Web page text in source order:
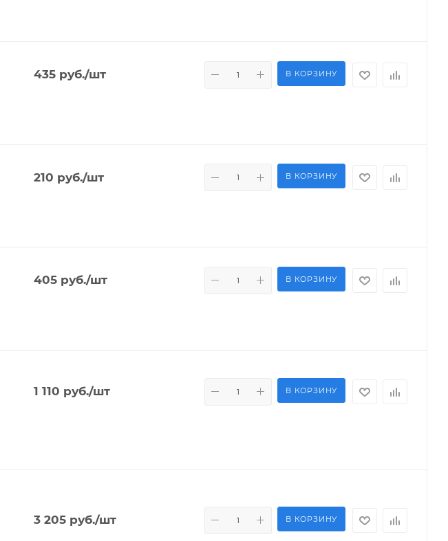
435руб./шт В КОРЗИНУ
210 руб./шт В КОРЗИНУ
405руб./шт В КОРЗИНУ
1 110 руб./шт В КОРЗИНУ
3 205руб./шт В КОРЗИНУ